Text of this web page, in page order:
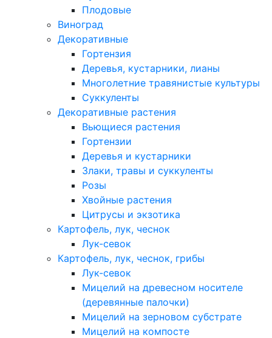
Плодовые
Виноград
Декоративные
Гортензия
Деревья, кустарники, лианы
Многолетние травянистые культуры
Суккуленты
Декоративные растения
Вьющиеся растения
Гортензии
Деревья и кустарники
Злаки, травы и суккуленты
Розы
Хвойные растения
Цитрусы и экзотика
Картофель, лук, чеснок
Лук-севок
Картофель, лук, чеснок, грибы
Лук-севок
Мицелий на древесном носителе
(деревянные палочки)
Мицелий на зерновом субстрате
Мицелий на компосте